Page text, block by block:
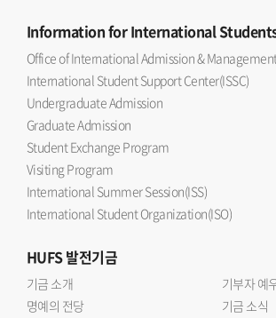
Informationfor International
Office of International Admission &
International Student Support Center(ISSC)
Undergraduate Admission
Graduate Admission
Student Exchange Program
Visiting Program
International Summer Session(ISS)
International Student Organization(ISO)
HUFS발전기금
기금 소개
기부자 예
명예의 전당
기금 소식